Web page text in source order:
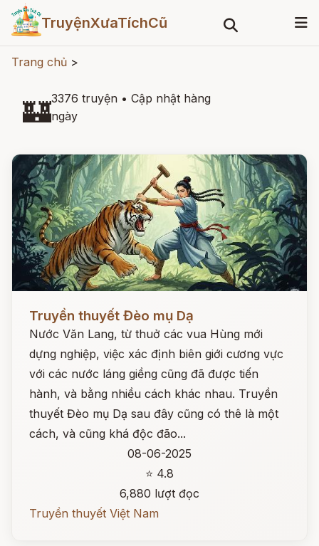
TruyệnXưaTíchCũ
Trang chủ >
🏰3376 truyện • Cập nhật hàng
ngày
Đọc ngay
Truyền thuyết Đèo mụ Dạ
Nước Văn Lang, từ thuở các vua Hùng mới
dựng nghiệp, việc xác định biên giới cương vực
với các nước láng giềng cũng đã được tiến
hành, và bằng nhiều cách khác nhau. Truyền
thuyết Đèo mụ Dạ sau đây cũng có thê là một
cách, và cũng khá độc đão...
08-06-2025
⭐ 4.8
6,880 lượt đọc
Truyền thuyết Việt Nam